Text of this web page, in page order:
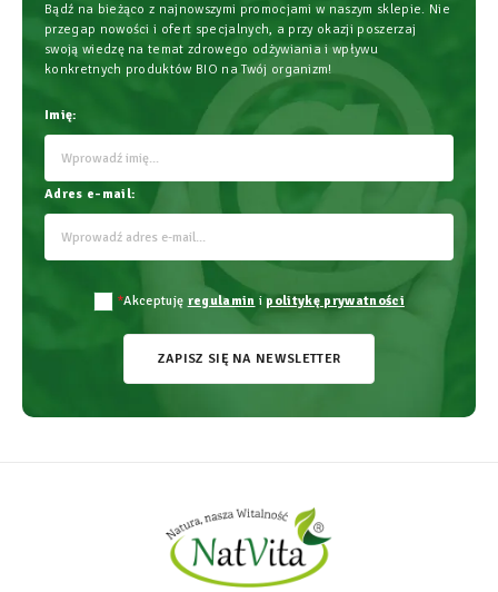
Bądź na bieżąco z najnowszymi promocjami w naszym sklepie. Nie
przegap nowości i ofert specjalnych, a przy okazji poszerzaj
swoją wiedzę na temat zdrowego odżywiania i wpływu
konkretnych produktów BIO na Twój organizm!
Imię:
Adres e-mail:
*Akceptuję regulamin i politykę prywatności
ZAPISZ SIĘ NA NEWSLETTER